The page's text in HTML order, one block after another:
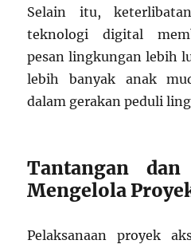
Selain itu,
teknologi digital
pesan lingkungan lebih
lebih banyak anak
dalam gerakan peduli
Tantangan
Mengelola
Pelaksanaan proyek